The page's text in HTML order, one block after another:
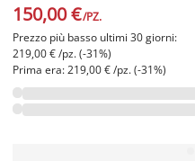
150,00 €/PZ.
Prezzo più basso ultimi 30 giorni:
219,00 € /pz. (-31%)
Prima era: 219,00 € /pz. (-31%)